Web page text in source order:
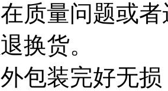
质量问题或
换货。
包装完好无